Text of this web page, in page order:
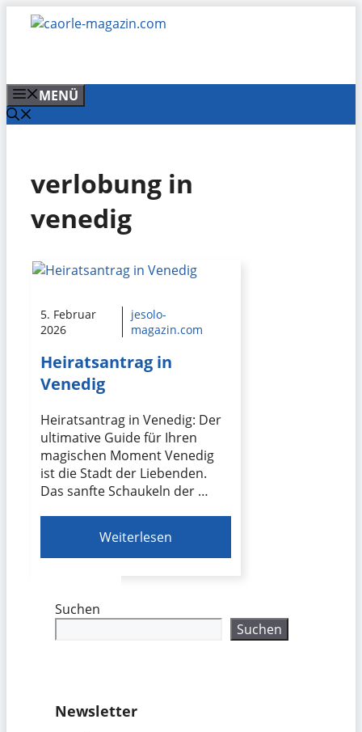
Zum
Inhalt
MENÜ
verlobung in
venedig
5. Februar
2026
jesolo-
magazin.com
Heiratsantrag in
Venedig
Heiratsantrag in Venedig: Der
ultimative Guide für Ihren
magischen Moment Venedig
ist die Stadt der Liebenden.
Das sanfte Schaukeln der …
Weiterlesen
Suchen
Suchen
Newsletter